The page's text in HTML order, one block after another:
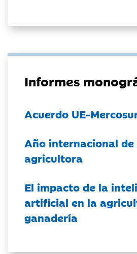
Informes
Acuerdo UE-
Año internacional de
agricultora
El impacto de la
artificial en la
ganadería